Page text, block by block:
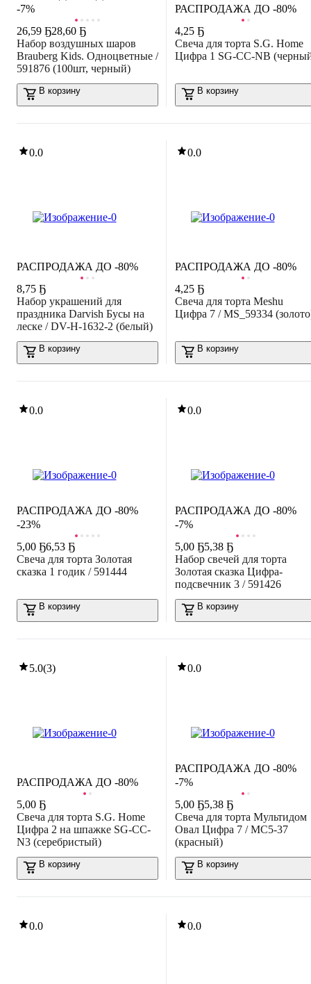
-7%
26,59 Ҕ28,60 Ҕ
Набор воздушных шаров
Brauberg Kids. Одноцветные /
591876 (100шт, черный)
В корзину
РАСПРОДАЖА ДО -80%
4,25 Ҕ
Свеча для торта S.G. Home
Цифра 1 SG-CC-NB
В корзину
0.0
РАСПРОДАЖА ДО -80%
8,75 Ҕ
Набор украшений для
праздника Darvish Бусы на
леске / DV-H-1632-2 (белый)
В корзину
0.0
РАСПРОДАЖА ДО -80%
4,25 Ҕ
Свеча для торта Meshu
Цифра 7 / MS_59334
В корзину
0.0
-23%
РАСПРОДАЖА ДО -80%
5,00 Ҕ6,53 Ҕ
Свеча для торта Золотая
сказка 1 годик / 591444
В корзину
0.0
-7%
РАСПРОДАЖА ДО -80%
5,00 Ҕ5,38 Ҕ
Набор свечей для торта
Золотая сказка Цифра-
подсвечник 3 / 591426
В корзину
5.0(3)
РАСПРОДАЖА ДО -80%
5,00 Ҕ
Свеча для торта S.G. Home
Цифра 2 на шпажке SG-CC-
N3 (серебристый)
В корзину
0.0
-7%
РАСПРОДАЖА ДО -80%
5,00 Ҕ5,38 Ҕ
Свеча для торта Мультидом
Овал Цифра 7 / МС5-37
(красный)
В корзину
0.0 0.0